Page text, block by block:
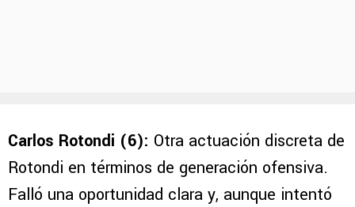
Carlos Rotondi (6): Otra actuación discreta de
Rotondi en términos de generación ofensiva.
Falló una oportunidad clara y, aunque intentó